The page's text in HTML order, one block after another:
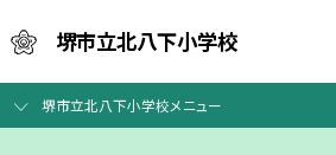
堺市立北八下小学校
堺市立北八下小学校メニュー